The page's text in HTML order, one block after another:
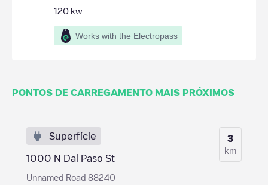
120 kw
Works with the Electropass
PONTOS DE CARREGAMENTO MAIS PRÓXIMOS
Superfície
1000 N Dal Paso St
Unnamed Road 88240
3
km